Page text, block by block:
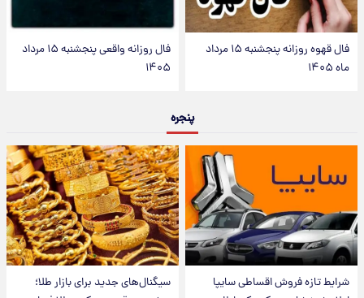
فال قهوه روزانه پنجشنبه ۱۵ مرداد
ماه ۱۴۰۵
فال روزانه واقعی پنجشنبه ۱۵ مرداد
۱۴۰۵
پنجره
شرایط تازه فروش اقساطی سایپا
سیگنال‌های جدید برای بازار طلا؛